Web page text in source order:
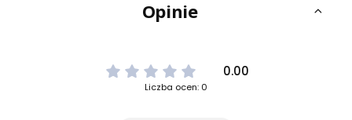
Opinie
0.00
Liczba ocen: 0